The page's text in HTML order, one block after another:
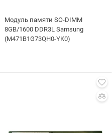
Модуль памяти SO-DIMM
8GB/1600 DDR3L Samsung
(M471B1G73QH0-YK0)